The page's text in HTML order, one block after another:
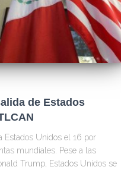
de Estados
Estados Unidos el 16 por
mundiales. Pese a las
Trump, Estados Unidos se